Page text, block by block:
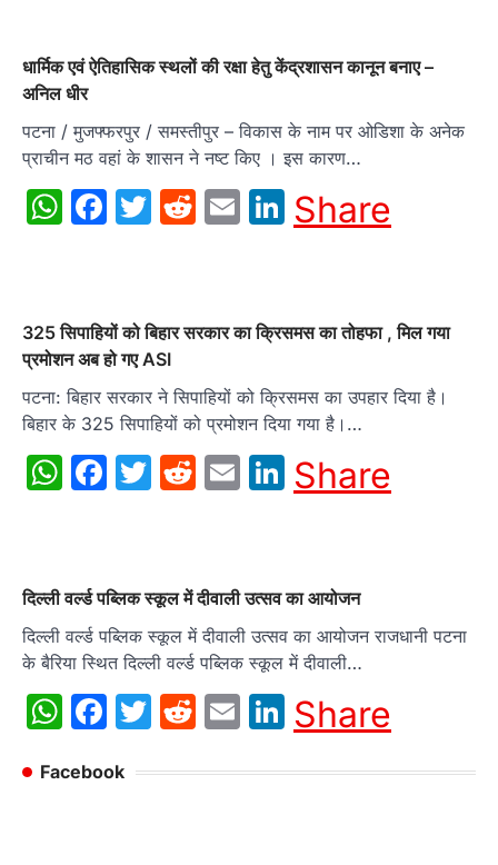
धार्मिक एवं ऐतिहासिक स्थलों की रक्षा हेतु केंद्रशासन कानून बनाए –
अनिल धीर
पटना / मुजफ्फरपुर / समस्तीपुर – विकास के नाम पर ओडिशा के अनेक
प्राचीन मठ वहां के शासन ने नष्ट किए । इस कारण…
WhatsApp
Facebook
Twitter
Reddit
EmailLinkedIn
Share
325 सिपाहियों को बिहार सरकार का क्रिसमस का तोहफा , मिल गया
प्रमोशन अब हो गए ASI
पटना: बिहार सरकार ने सिपाहियों को क्रिसमस का उपहार दिया है।
बिहार के 325 सिपाहियों को प्रमोशन दिया गया है।…
WhatsApp
Facebook
Twitter
Reddit
EmailLinkedIn
Share
दिल्ली वर्ल्ड पब्लिक स्कूल में दीवाली उत्सव का आयोजन
दिल्ली वर्ल्ड पब्लिक स्कूल में दीवाली उत्सव का आयोजन राजधानी पटना
के बैरिया स्थित दिल्ली वर्ल्ड पब्लिक स्कूल में दीवाली…
WhatsApp
Facebook
Twitter
Reddit
EmailLinkedIn
Share
Facebook